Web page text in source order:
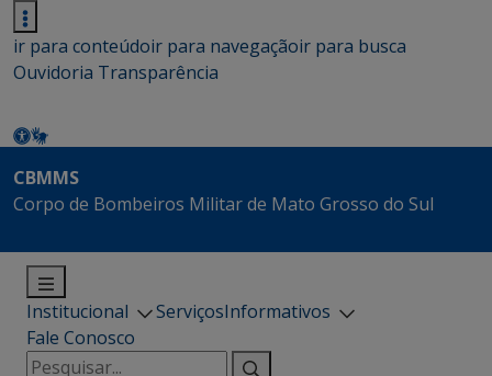
ir para conteúdoir para navegaçãoir para busca
Ouvidoria Transparência
CBMMS
Corpo de Bombeiros Militar de Mato Grosso do Sul
Institucional ServiçosInformativos
Fale Conosco
Pesquisar